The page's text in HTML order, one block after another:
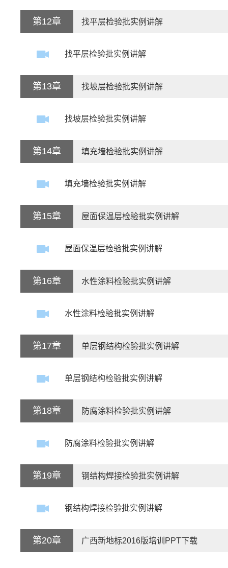
第12章 找平层检验批实例讲解
找平层检验批实例讲解
第13章 找坡层检验批实例讲解
找坡层检验批实例讲解
第14章 填充墙检验批实例讲解
填充墙检验批实例讲解
第15章 屋面保温层检验批实例讲解
屋面保温层检验批实例讲解
第16章 水性涂料检验批实例讲解
水性涂料检验批实例讲解
第17章 单层钢结构检验批实例讲解
单层钢结构检验批实例讲解
第18章 防腐涂料检验批实例讲解
防腐涂料检验批实例讲解
第19章 钢结构焊接检验批实例讲解
钢结构焊接检验批实例讲解
第20章 广西新地标2016版培训PPT下载